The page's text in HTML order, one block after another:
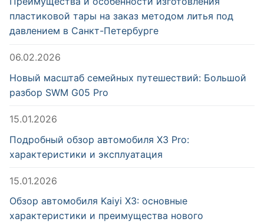
пластиковой тары на заказ методом литья под
давлением в Санкт-Петербурге
06.02.2026
Новый масштаб семейных путешествий: Большой
разбор SWM G05 Pro
15.01.2026
Подробный обзор автомобиля X3 Pro:
характеристики и эксплуатация
15.01.2026
Обзор автомобиля Kaiyi X3: основные
характеристики и преимущества нового